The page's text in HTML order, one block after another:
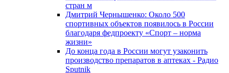
стран м
Дмитрий Чернышенко: Около 500
спортивных объектов появилось в России
благодаря федпроекту «Спорт – норма
жизни»
До конца года в России могут узаконить
производство препаратов в аптеках - Радио
Sputnik